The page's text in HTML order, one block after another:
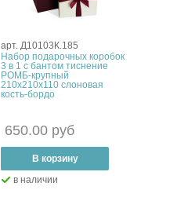
арт. Д10103К.185
Набор подарочных коробок
3 в 1 с бантом тиснение
РОМБ-крупный
210x210x110 слоновая
кость-бордо
650.00 руб
+
В корзину
в наличии